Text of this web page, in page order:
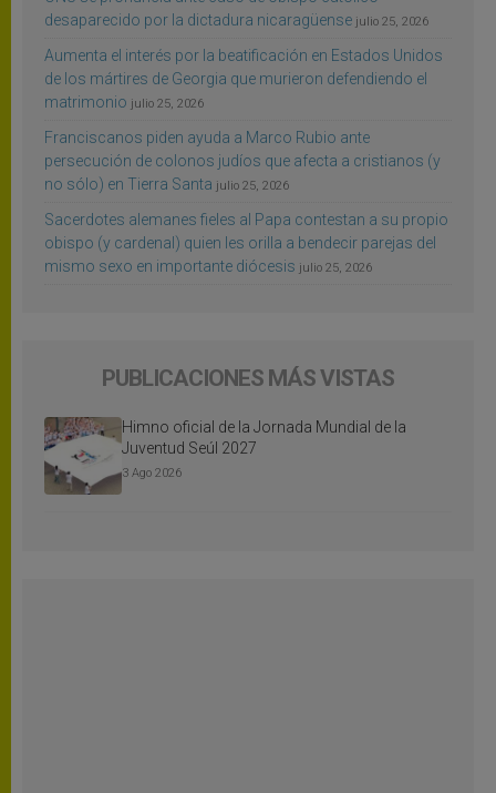
desaparecido por la dictadura nicaragüense julio 25, 2026
Aumenta el interés por la beatificación en Estados Unidos
de los mártires de Georgia que murieron defendiendo el
matrimonio julio 25, 2026
Franciscanos piden ayuda a Marco Rubio ante
persecución de colonos judíos que afecta a cristianos (y
no sólo) en Tierra Santa julio 25, 2026
Sacerdotes alemanes fieles al Papa contestan a su propio
obispo (y cardenal) quien les orilla a bendecir parejas del
mismo sexo en importante diócesis julio 25, 2026
PUBLICACIONES MÁS VISTAS
Himno oficial de la Jornada Mundial de la
Juventud Seúl 2027
3 Ago 2026